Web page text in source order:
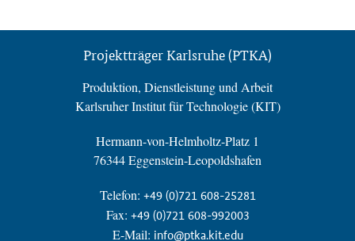
Projektträger Karlsruhe (PTKA)
Produktion, Dienstleistung und Arbeit
Karlsruher Institut für Technologie (KIT)
Hermann-von-Helmholtz-Platz 1
76344 Eggenstein-Leopoldshafen
Telefon: +49 (0)721 608-25281
Fax: +49 (0)721 608-992003
E-Mail: info@ptka.kit.edu